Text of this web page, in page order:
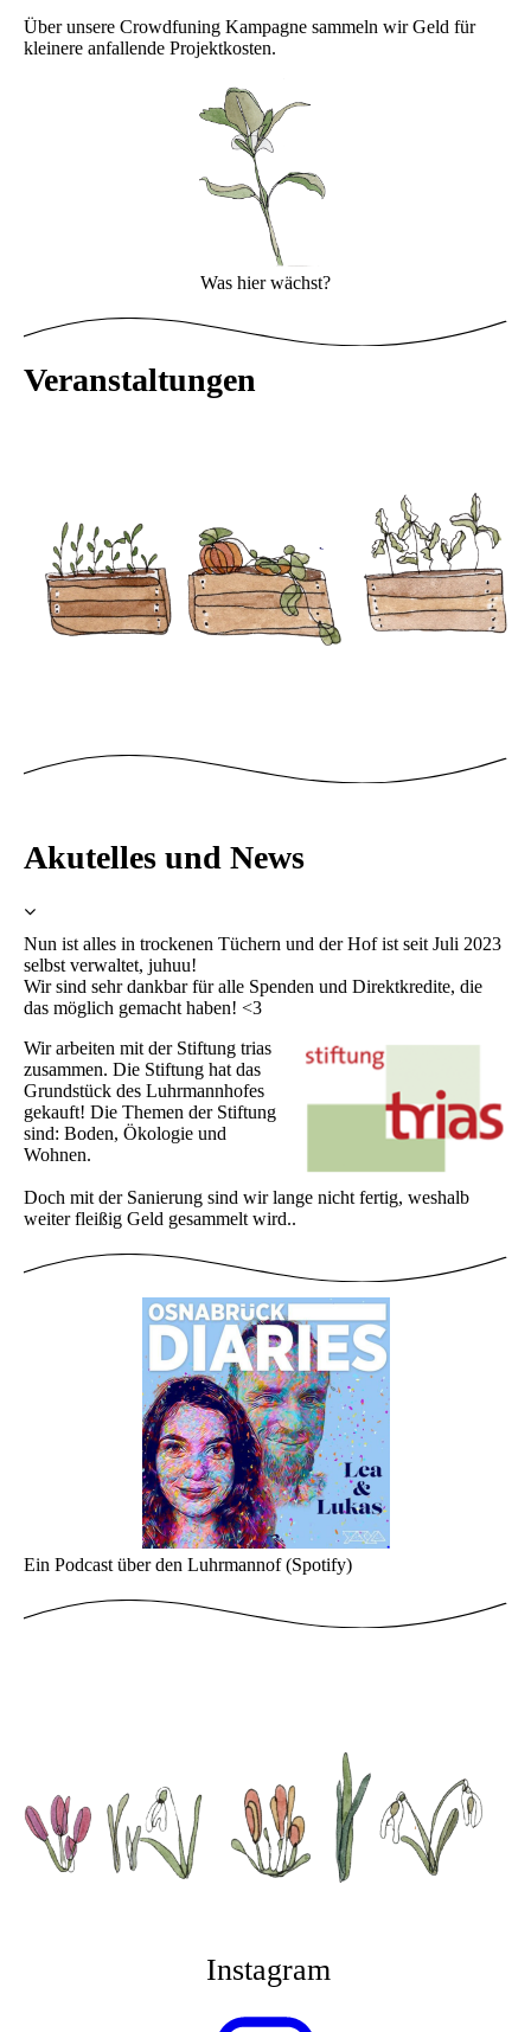
Über unsere Crowdfuning Kampagne sammeln wir Geld für
kleinere anfallende Projektkosten.
Was hier wächst?
Veranstaltungen
Akutelles und News
Nun ist alles in trockenen Tüchern und der Hof ist seit Juli 2023
selbst verwaltet, juhuu!
Wir sind sehr dankbar für alle Spenden und Direktkredite, die
das möglich gemacht haben! <3
Wir arbeiten mit der Stiftung trias
zusammen. Die Stiftung hat das
Grundstück des Luhrmannhofes
gekauft! Die Themen der Stiftung
sind: Boden, Ökologie und
Wohnen.
Doch mit der Sanierung sind wir lange nicht fertig, weshalb
weiter fleißig Geld gesammelt wird..
Ein Podcast über den Luhrmannof (Spotify)
Instagram